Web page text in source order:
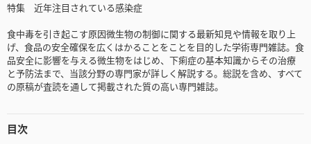
特集 近年注目されている感染症
食中毒を引き起こす原因微生物の制御に関する最新知見や情報を取り上
げ、食品の安全確保を広くはかることをことを目的した学術専門雑誌。食
品安全に影響を与える微生物をはじめ、下痢症の基本知識からその治療
と予防法まで、当該分野の専門家が詳しく解説する。総説を含め、すべて
の原稿が査読を通して掲載された質の高い専門雑誌。
目次